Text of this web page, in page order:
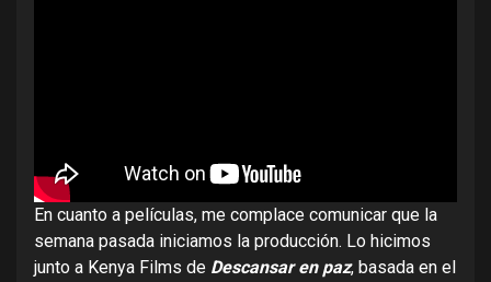
En cuanto a películas, me complace comunicar que la
semana pasada iniciamos la producción. Lo hicimos
junto a Kenya Films de Descansar en paz, basada en el